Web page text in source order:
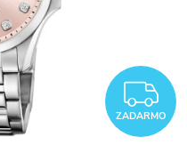
ZADARMO